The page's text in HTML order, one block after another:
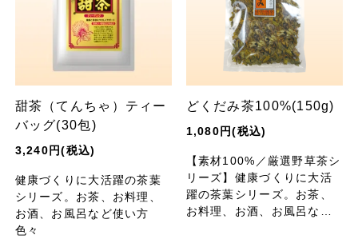
甜茶（てんちゃ）ティー
バッグ(30包)
3,240円(税込)
健康づくりに大活躍の茶葉
シリーズ。お茶、お料理、
お酒、お風呂など使い方
色々
どくだみ茶100%(150g)
1,080円(税込)
【素材100%／厳選野草茶シ
リーズ】健康づくりに大活
躍の茶葉シリーズ。お茶、
お料理、お酒、お風呂など